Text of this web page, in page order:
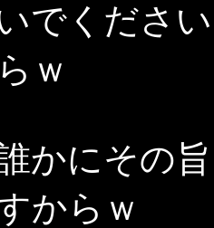
でくださ
ｗ
かにその
からｗ